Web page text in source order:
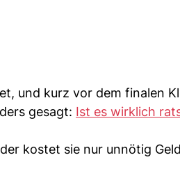
und kurz vor dem finalen
gesagt: Ist es wirklich
kostet sie nur unnötig